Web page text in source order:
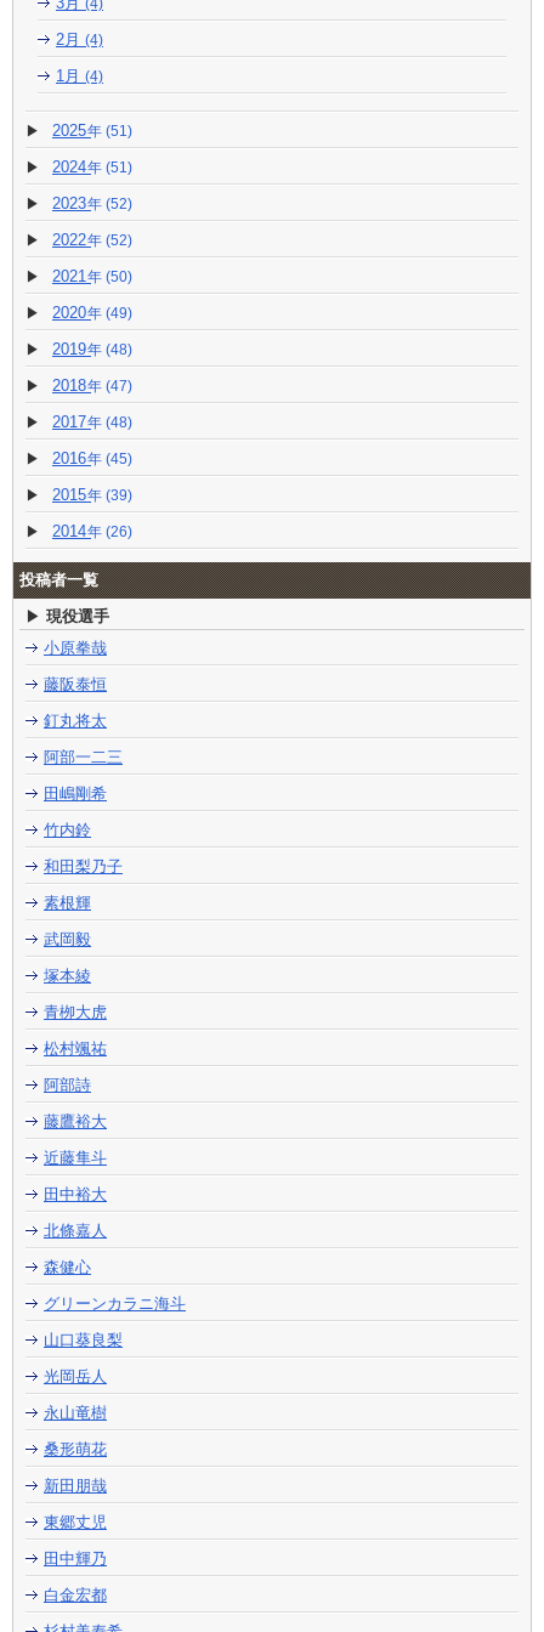
(4)
2月 (4)
1月 (4)
2025 (51)
2024 (51)
2023 (52)
2022 (52)
2021 (50)
2020 (49)
2019 (48)
2018 (47)
2017 (48)
2016 (45)
2015 (39)
2014 (26)
投稿者一覧
現役選手
小原拳哉
藤阪泰恒
釘丸将太
阿部一二三
田嶋剛希
竹内鈴
和田梨乃子
素根輝
武岡毅
塚本綾
青栁大虎
松村颯祐
阿部詩
藤鷹裕大
近藤隼斗
田中裕大
北條嘉人
森健心
グリーンカラニ海斗
山口葵良梨
光岡岳人
永山竜樹
桑形萌花
新田朋哉
東郷丈児
田中輝乃
白金宏都